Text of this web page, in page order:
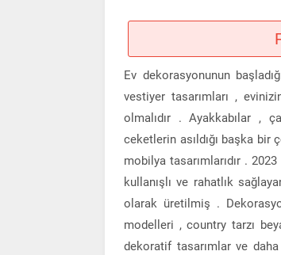
Ev dekorasyonunun
vestiyer tasarımları ,
olmalıdır . Ayakkabılar ,
ceketlerin asıldığı başka bir
mobilya tasarımlarıdır .
kullanışlı ve rahatlık
olarak üretilmiş .
modelleri , country tarzı
dekoratif tasarımlar ve